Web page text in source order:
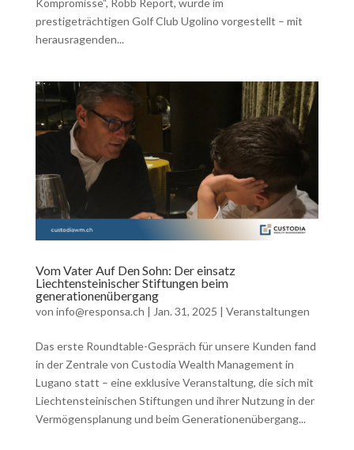
prestigeträchtigen Golf Club Ugolino vorgestellt – mit
herausragenden...
Vom Vater Auf Den Sohn: Der einsatz
Liechtensteinischer Stiftungen beim
generationenübergang
von info@responsa.ch | Jan. 31, 2025 | Veranstaltungen
Das erste Roundtable-Gespräch für unsere Kunden fand
in der Zentrale von Custodia Wealth Management in
Lugano statt – eine exklusive Veranstaltung, die sich mit
Liechtensteinischen Stiftungen und ihrer Nutzung in der
Vermögensplanung und beim Generationenübergang...